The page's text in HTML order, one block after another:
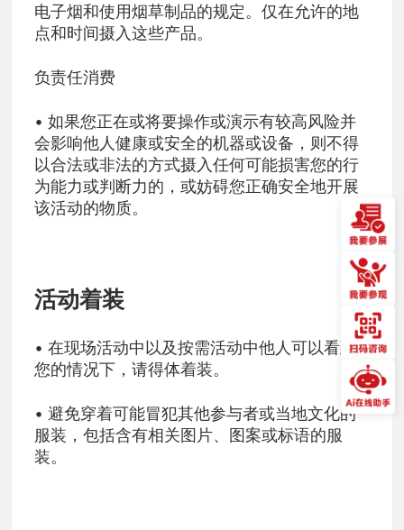
电子烟和使用烟草制品的规定。仅在允许的地
点和时间摄入这些产品。
负责任消费
• 如果您正在或将要操作或演示有较高风险并
会影响他人健康或安全的机器或设备，则不得
以合法或非法的方式摄入任何可能损害您的行
为能力或判断力的，或妨碍您正确安全地开展
该活动的物质。
活动着装
• 在现场活动中以及按需活动中他人可以看到
您的情况下，请得体着装。
• 避免穿着可能冒犯其他参与者或当地文化的
服装，包括含有相关图片、图案或标语的服
装。